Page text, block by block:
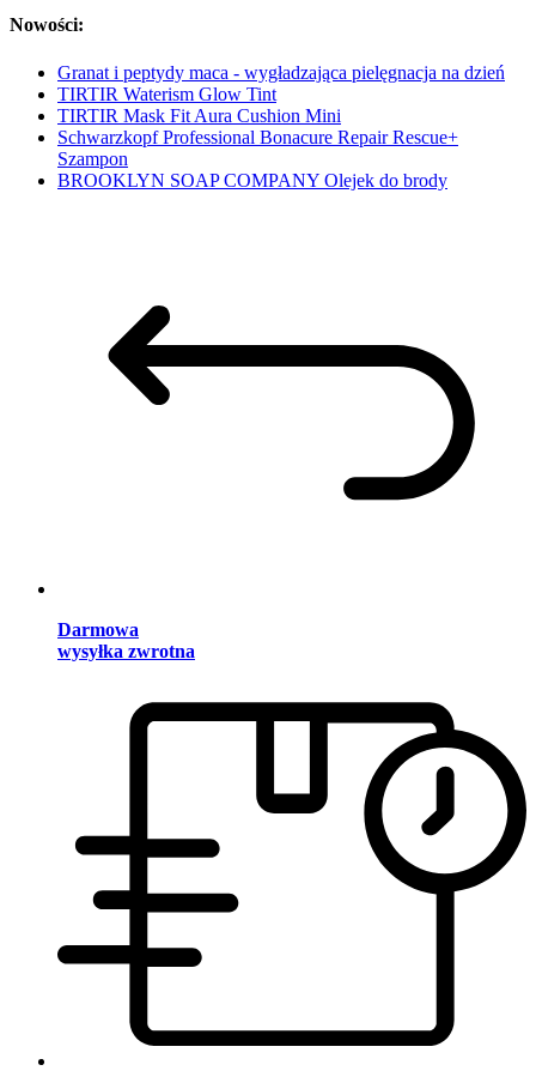
Nowości:
Granat i peptydy maca - wygładzająca pielęgnacja na dzień
TIRTIR Waterism Glow Tint
TIRTIR Mask Fit Aura Cushion Mini
Schwarzkopf Professional Bonacure Repair Rescue+
Szampon
BROOKLYN SOAP COMPANY Olejek do brody
Darmowa
wysyłka zwrotna